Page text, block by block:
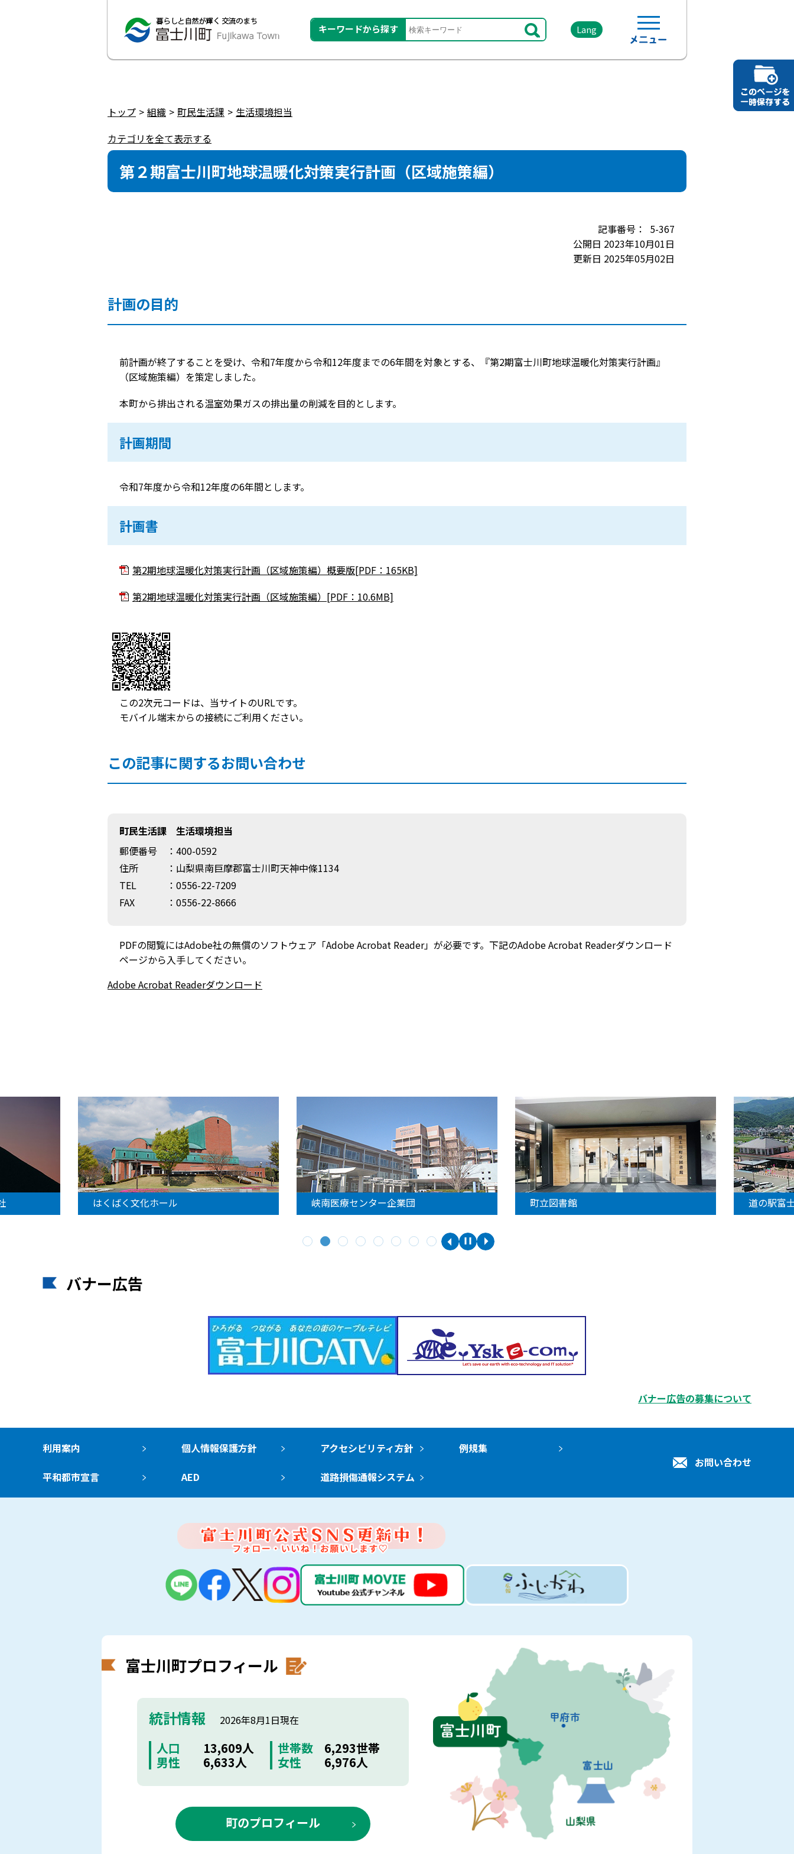
キーワードから探す Lang
トップ 組織 町民生活課
生活環境担当
カテゴリを全て表示する
第２期富士川町地球温暖化対策実行計画（区域施策編）
5-367
公開日 2023年10月01日
更新日 2025年05月02日
計画の目的
前計画が終了することを受け、令和7年度から令和12年度までの6年間を対象とする、『第2期富士川町地球温暖化対策実行計画』
（区域施策編）を策定しました。
本町から排出される温室効果ガスの排出量の削減を目的とします。
計画期間
令和7年度から令和12年度の6年間とします。
計画書
第2期地球温暖化対策実行計画（区域施策編）概要版[PDF：165KB]
第2期地球温暖化対策実行計画（区域施策編）[PDF：10.6MB]
この2次元コードは、当サイトのURLです。
モバイル端末からの接続にご利用ください。
この記事に関するお問い合わせ
町民生活課 生活環境担当
郵便番号
：400-0592
住所
：山梨県南巨摩郡富士川町天神中條1134
TEL
：0556-22-7209
FAX
：0556-22-8666
PDFの閲覧にはAdobe社の無償のソフトウェア「Adobe Acrobat Reader」が必要です。下記のAdobe Acrobat Readerダウンロード
ページから入手してください。
Adobe Acrobat Readerダウンロード
はくばく文化ホール 峡南医療センター企業団 町立図書館 道の駅富
バナー広告
バナー広告の募集について
利用案内 個人情報保護方針 アクセシビリティ方針 例規集
平和都市宣言 AED 道路損傷通報システム
お問い合わせ
富士川町プロフィール
統計情報 2026年8月1日現在
人口 13,609人 世帯数
6,293世帯
男性
6,633人 女性 6,976人
町のプロフィール